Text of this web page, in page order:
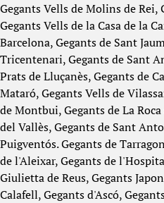
Gegants Vells de Molins de Rei,
Gegants Vells de la Casa de la
Barcelona, Gegants de Sant
Tricentenari, Gegants de Sant
Prats de Lluçanès, Gegants de
Mataró, Gegants Vells de
de Montbui, Gegants de La
del Vallès, Gegants de Sant
Puigventós. Gegants de
de l'Aleixar, Gegants de
Giulietta de Reus, Gegants
Calafell, Gegants d'Ascó,